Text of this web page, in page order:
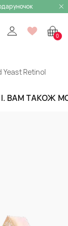
0
ВАМ ТАКОЖ
Yeast Retinol